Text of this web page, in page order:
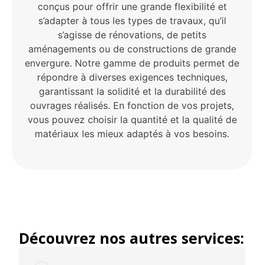
conçus pour offrir une grande flexibilité et
s’adapter à tous les types de travaux, qu’il
s’agisse de rénovations, de petits
aménagements ou de constructions de grande
envergure. Notre gamme de produits permet de
répondre à diverses exigences techniques,
garantissant la solidité et la durabilité des
ouvrages réalisés. En fonction de vos projets,
vous pouvez choisir la quantité et la qualité de
matériaux les mieux adaptés à vos besoins.
Découvrez nos autres services: